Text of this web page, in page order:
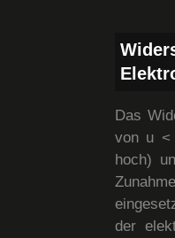
Das
von u <
hoch)
der